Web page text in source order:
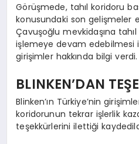
Görüşmede, tahıl koridoru
konusundaki son gelişmeler
Çavuşoğlu mevkidaşına tahıl
işlemeye devam edebilmesi
girişimler hakkında bilgi verdi.
BLINKEN’DAN
Blinken’ın Türkiye’nin
koridorunun tekrar işlerlik
teşekkürlerini ilettiği